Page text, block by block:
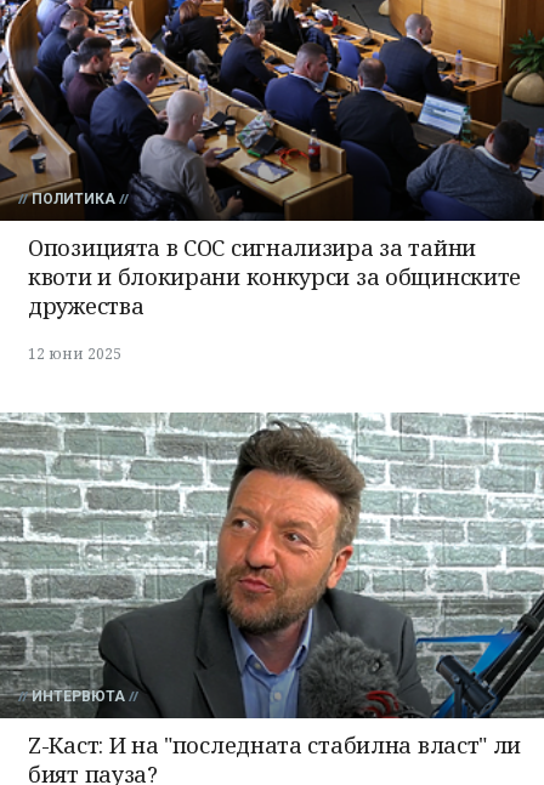
ПОЛИТИКА
Опозицията в СОС сигнализира за тайни
квоти и блокирани конкурси за общинските
дружества
12 юни 2025
ИНТЕРВЮТА
Z-Каст: И на "последната стабилна власт" ли
бият пауза?